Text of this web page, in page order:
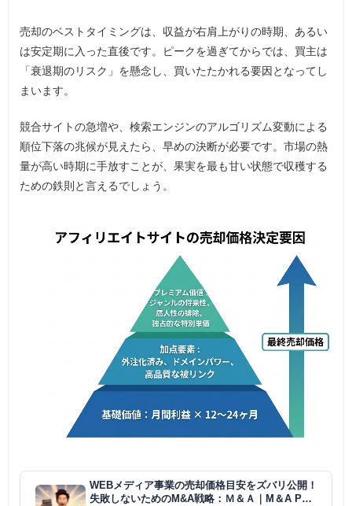
売却のベストタイミングは、収益が右肩上がりの時期、あるい
は安定期に入った直後です。ピークを過ぎてからでは、買主は
「衰退期のリスク」を懸念し、買いたたかれる要因となってし
まいます。
競合サイトの急増や、検索エンジンのアルゴリズム変動による
順位下落の兆候が見えたら、早めの決断が必要です。市場の熱
量が高い時期に手放すことが、果実を最も甘い状態で収穫する
ための鉄則と言えるでしょう。
WEBメディア事業の売却価格目安をズバリ公開！
失敗しないためのM&A戦略：Ｍ＆Ａ｜M＆A PMI